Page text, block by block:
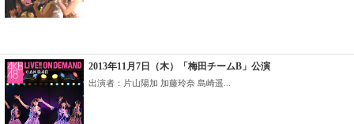
2013年11月7日（木）「梅田チームB」公演
出演者：片山陽加 加藤玲奈 島崎遥...